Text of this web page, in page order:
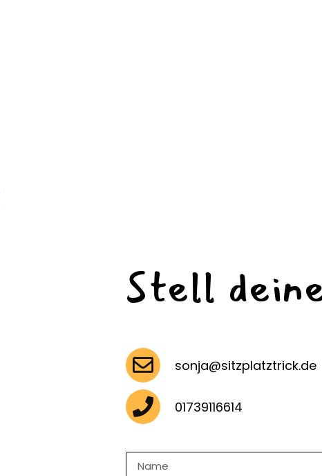
Stell
sonja@sitzplatztrick.de
01739116614